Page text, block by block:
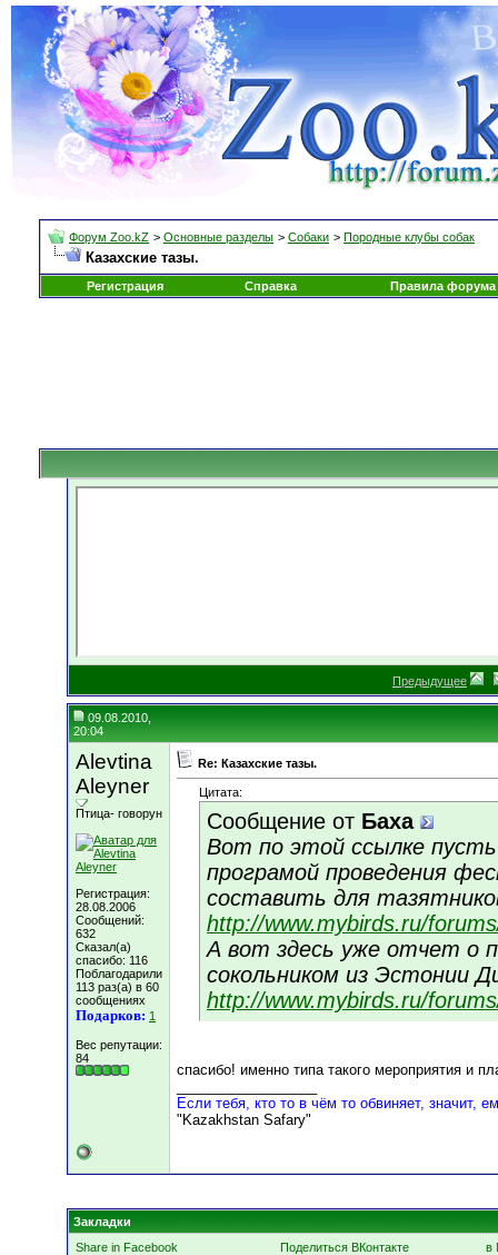
Форум Zoo.kZ > Основные разделы > Собаки > Породные клубы собак
Казахские тазы.
Регистрация Справка Правила форума
Предыдущее
09.08.2010,
20:04
Alevtina
Aleyner
Птица- говорун
Регистрация:
28.08.2006
Сообщений:
632
Сказал(а)
спасибо: 116
Поблагодарили
113 раз(а) в 60
сообщениях
Подарков: 1
Вес репутации:
84
Re: Казахские тазы.
Цитата:
Сообщение от Баха
Вот по этой ссылке
програмой проведения
составить для
http://www.mybirds.ru/
А вот здесь уже отчет о
сокольником из Эстонии
http://www.mybirds.ru/
спасибо! именно типа такого мероприятия и
Если тебя, кто то в чём то обвиняет, значит,
"Kazakhstan Safary"
Закладки
Share in Facebook
Поделиться ВКонтакте
в